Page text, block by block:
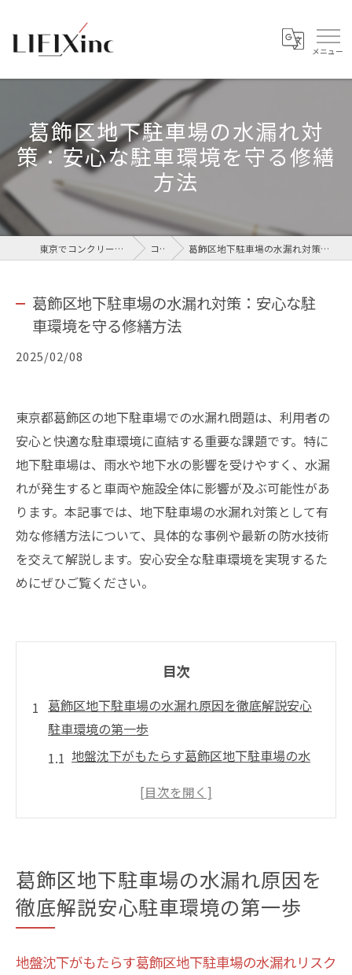
葛飾区地下駐車場の水漏れ対
策：安心な駐車環境を守る修繕
方法
東京でコンクリートなら株式会社LIFIX コラム 葛飾区地下駐車場の水漏れ対策：安心な駐車環境を守る修繕方法
葛飾区地下駐車場の水漏れ対策：安心な駐
車環境を守る修繕方法
2025/02/08
東京都葛飾区の地下駐車場での水漏れ問題は、利用者の
安心と快適な駐車環境に直結する重要な課題です。特に
地下駐車場は、雨水や地下水の影響を受けやすく、水漏
れが発生すると車両や施設全体に影響が及ぶ可能性があ
ります。本記事では、地下駐車場の水漏れ対策として有
効な修繕方法について、具体的な事例や最新の防水技術
を交えて解説します。安心安全な駐車環境を実現するた
めにぜひご覧ください。
目次
葛飾区地下駐車場の水漏れ原因を徹底解説安心
駐車環境の第一歩
地盤沈下がもたらす葛飾区地下駐車場の水
地下水位の変動と水漏れの因果関係
排水システムの不備が招く水漏れの脅威
初期の水漏れ兆候を見逃さないために
守るために
葛飾区地下駐車場の水漏れ原因を
徹底解説安心駐車環境の第一歩
地盤沈下がもたらす葛飾区地下駐車場の水漏れリスク